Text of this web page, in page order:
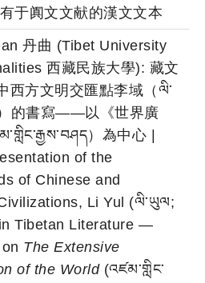
于阗文文献的漢文文本
丹曲 (Tibet University
西藏民族大學): 藏文
西方文明交匯點李域（ལི་
的書寫——以《世界廣
）為中心 |
of the
of Chinese and
Li Yul (ལི་ཡུལ;
Tibetan Literature —
The Extensive
of the World(འཛམ་གླིང་